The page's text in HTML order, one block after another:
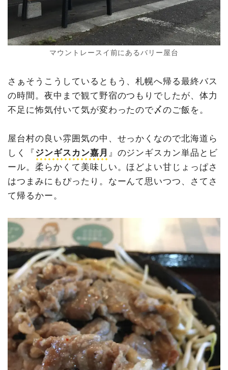
マウントレースイ前にあるバリー屋台
さぁそうこうしているともう、札幌へ帰る最終バス
の時間。夜中まで観て野宿のつもりでしたが、体力
不足に怖気付いて気が変わったので〆のご飯を。
屋台村の良い雰囲気の中、せっかくなので北海道ら
しく『 ジンギスカン嘉月 』のジンギスカン単品とビ
ール。柔らかくて美味しい。ほどよい甘じょっぱさ
はつまみにもぴったり。なーんて思いつつ、さてさ
て帰るかー。